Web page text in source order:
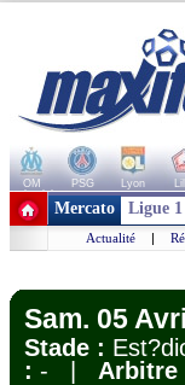
OM PSG Lyon
+ de clubs
Mercato Ligue 1
Actualité |
Sam. 05
Stade :
: - | Arbitre